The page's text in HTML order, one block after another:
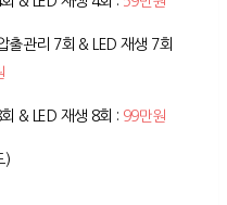
출관리 7회 & LED 재생 7회
& LED 재생 8회 : 99만원
)